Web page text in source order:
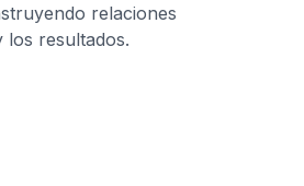
relaciones
los resultados.